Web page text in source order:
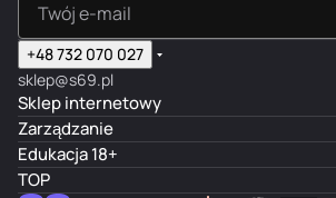
+48 732 070 027
sklep@s69.pl
Sklep internetowy
Zarządzanie
Edukacja 18+
TOP